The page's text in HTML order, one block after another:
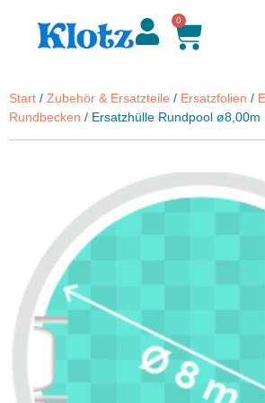
0
Start / Zubehör & Ersatzteile / Ersatzfolien /
Rundbecken / Ersatzhülle Rundpool ø8,00m